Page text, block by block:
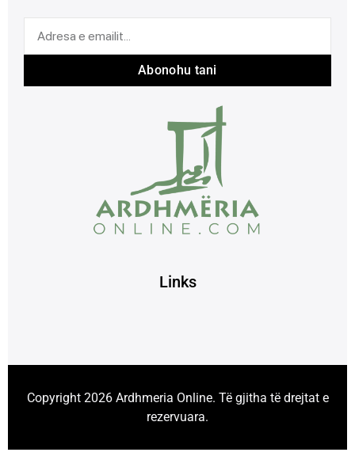
Abonohu tani
Links
Copyright 2026 Ardhmeria Online. Të gjitha të drejtat e
rezervuara.